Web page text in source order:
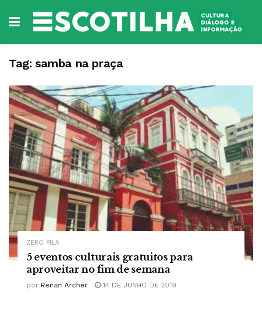
Tag: samba na praça
ZERO PILA
5 eventos culturais gratuitos para
aproveitar no fim de semana
por Renan Archer 14 DE JUNHO DE 2019